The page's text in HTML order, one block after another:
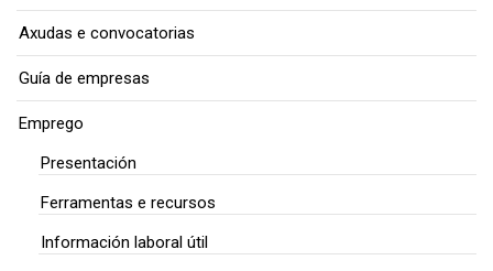
Axudas e convocatorias
Guía de empresas
Emprego
Presentación
Ferramentas e recursos
Información laboral útil